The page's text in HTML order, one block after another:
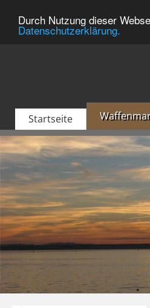
Durch Nutzung dieser
Datenschutzerklärung.
Startseite